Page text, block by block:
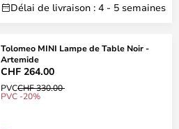
Délai de livraison : 4 - 5 semaines
Tolomeo MINI Lampe de Table Noir -
Artemide
CHF 264.00
PVCCHF 330.00
PVC -20%